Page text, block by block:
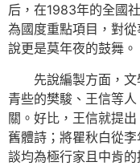
后，在1983年的全國
為國度重點項目，對
說更是莫年夜的鼓舞。
先說編製方面，
青些的樊駿、王信等
關。好比，王信就提
舊體詩；將瞿秋白從
談均為極行家且中肯